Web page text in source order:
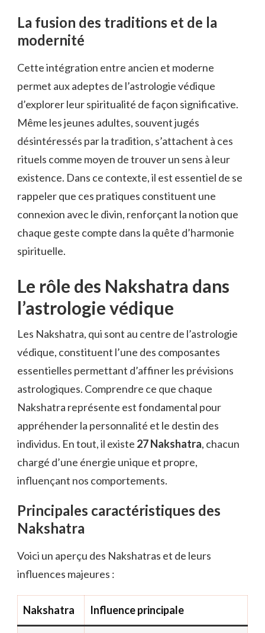
La fusion des traditions et de la
modernité
Cette intégration entre ancien et moderne
permet aux adeptes de l’astrologie védique
d’explorer leur spiritualité de façon significative.
Même les jeunes adultes, souvent jugés
désintéressés par la tradition, s’attachent à ces
rituels comme moyen de trouver un sens à leur
existence. Dans ce contexte, il est essentiel de se
rappeler que ces pratiques constituent une
connexion avec le divin, renforçant la notion que
chaque geste compte dans la quête d’harmonie
spirituelle.
Le rôle des Nakshatra dans
l’astrologie védique
Les Nakshatra, qui sont au centre de l’astrologie
védique, constituent l’une des composantes
essentielles permettant d’affiner les prévisions
astrologiques. Comprendre ce que chaque
Nakshatra représente est fondamental pour
appréhender la personnalité et le destin des
individus. En tout, il existe 27 Nakshatra, chacun
chargé d’une énergie unique et propre,
influençant nos comportements.
Principales caractéristiques des
Nakshatra
Voici un aperçu des Nakshatras et de leurs
influences majeures :
Nakshatra Influence principale